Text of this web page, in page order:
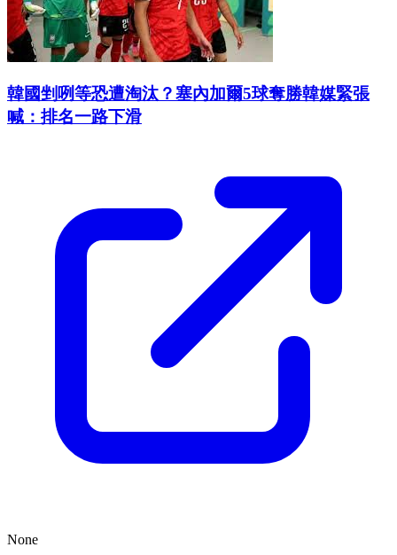
韓國剉咧等恐遭淘汰？塞內加爾5球奪勝韓媒緊張
喊：排名一路下滑
None